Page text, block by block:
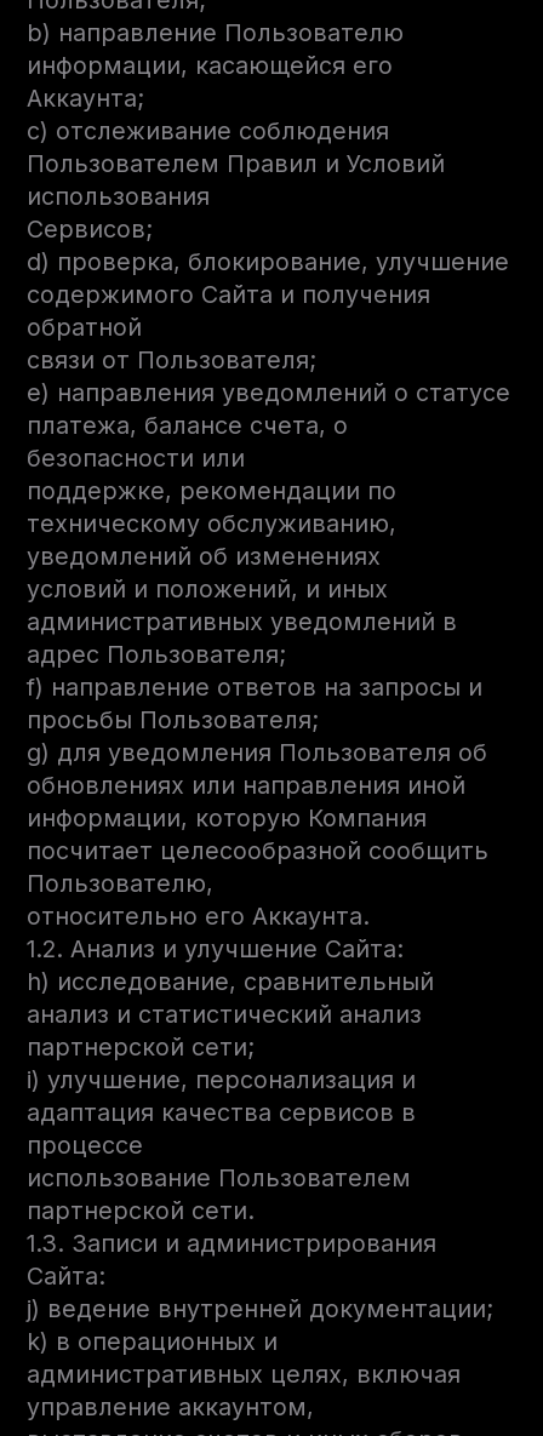
b) направление Пользователю
информации, касающейся его
Аккаунта;
c) отслеживание соблюдения
Пользователем Правил и Условий
использования
Сервисов;
d) проверка, блокирование, улучшение
содержимого Сайта и получения
обратной
связи от Пользователя;
e) направления уведомлений о статусе
платежа, балансе счета, о
безопасности или
поддержке, рекомендации по
техническому обслуживанию,
уведомлений об изменениях
условий и положений, и иных
административных уведомлений в
адрес Пользователя;
f) направление ответов на запросы и
просьбы Пользователя;
g) для уведомления Пользователя об
обновлениях или направления иной
информации, которую Компания
посчитает целесообразной сообщить
Пользователю,
относительно его Аккаунта.
1.2. Анализ и улучшение Сайта:
h) исследование, сравнительный
анализ и статистический анализ
партнерской сети;
i) улучшение, персонализация и
адаптация качества сервисов в
процессе
использование Пользователем
партнерской сети.
1.3. Записи и администрирования
Сайта:
j) ведение внутренней документации;
k) в операционных и
административных целях, включая
управление аккаунтом,